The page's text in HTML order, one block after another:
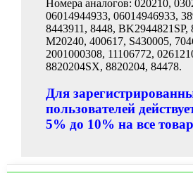
Номера аналогов: 020210,
06014944933, 06014946933,
8443911, 8448, BK2944821SP,
M20240, 400617, S430005,
2001000308, 11106772,
8820204SX, 8820204, 84478.
Для
пользователей
5% до 10% на все